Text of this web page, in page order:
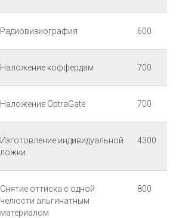
Радиовизиография 600
Наложение коффердам 700
Наложение OptraGate 700
Изготовление индивидуальной
ложки
4300
Снятие оттиска с одной
челюсти альгинатным
материалом
800